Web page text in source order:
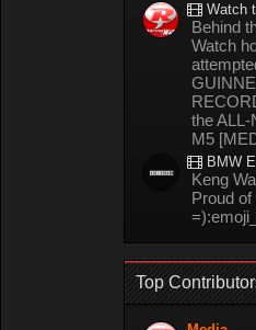
Watch the ALL-NEW BMW M5 refuel
Behind
Watch
the
M5
BMW E30 M3 at
Keng
Proud
Top